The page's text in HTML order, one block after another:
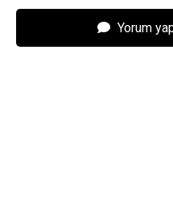
Yorum